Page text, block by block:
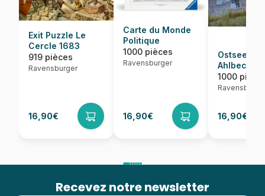
Exit Puzzle Le
Cercle 1683
919 pièces
Ravensburger
16,90€
Carte du Monde
Politique
1000 pièces
Ravensburger
16,90€
Ostseebad
Ahlbeck,
1000
16,90€
Recevez notre newsletter